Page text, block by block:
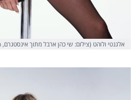
אלגנטי ולוהט (צילום: שי כהן ארבל מתוך אינסטגרם, tirza_cohen)